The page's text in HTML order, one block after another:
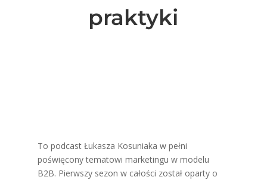
praktyki
To podcast Łukasza Kosuniaka w pełni
poświęcony tematowi marketingu w modelu
B2B. Pierwszy sezon w całości został oparty o